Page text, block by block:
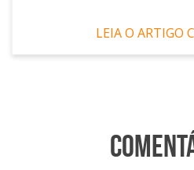
LEIA O ARTIGO